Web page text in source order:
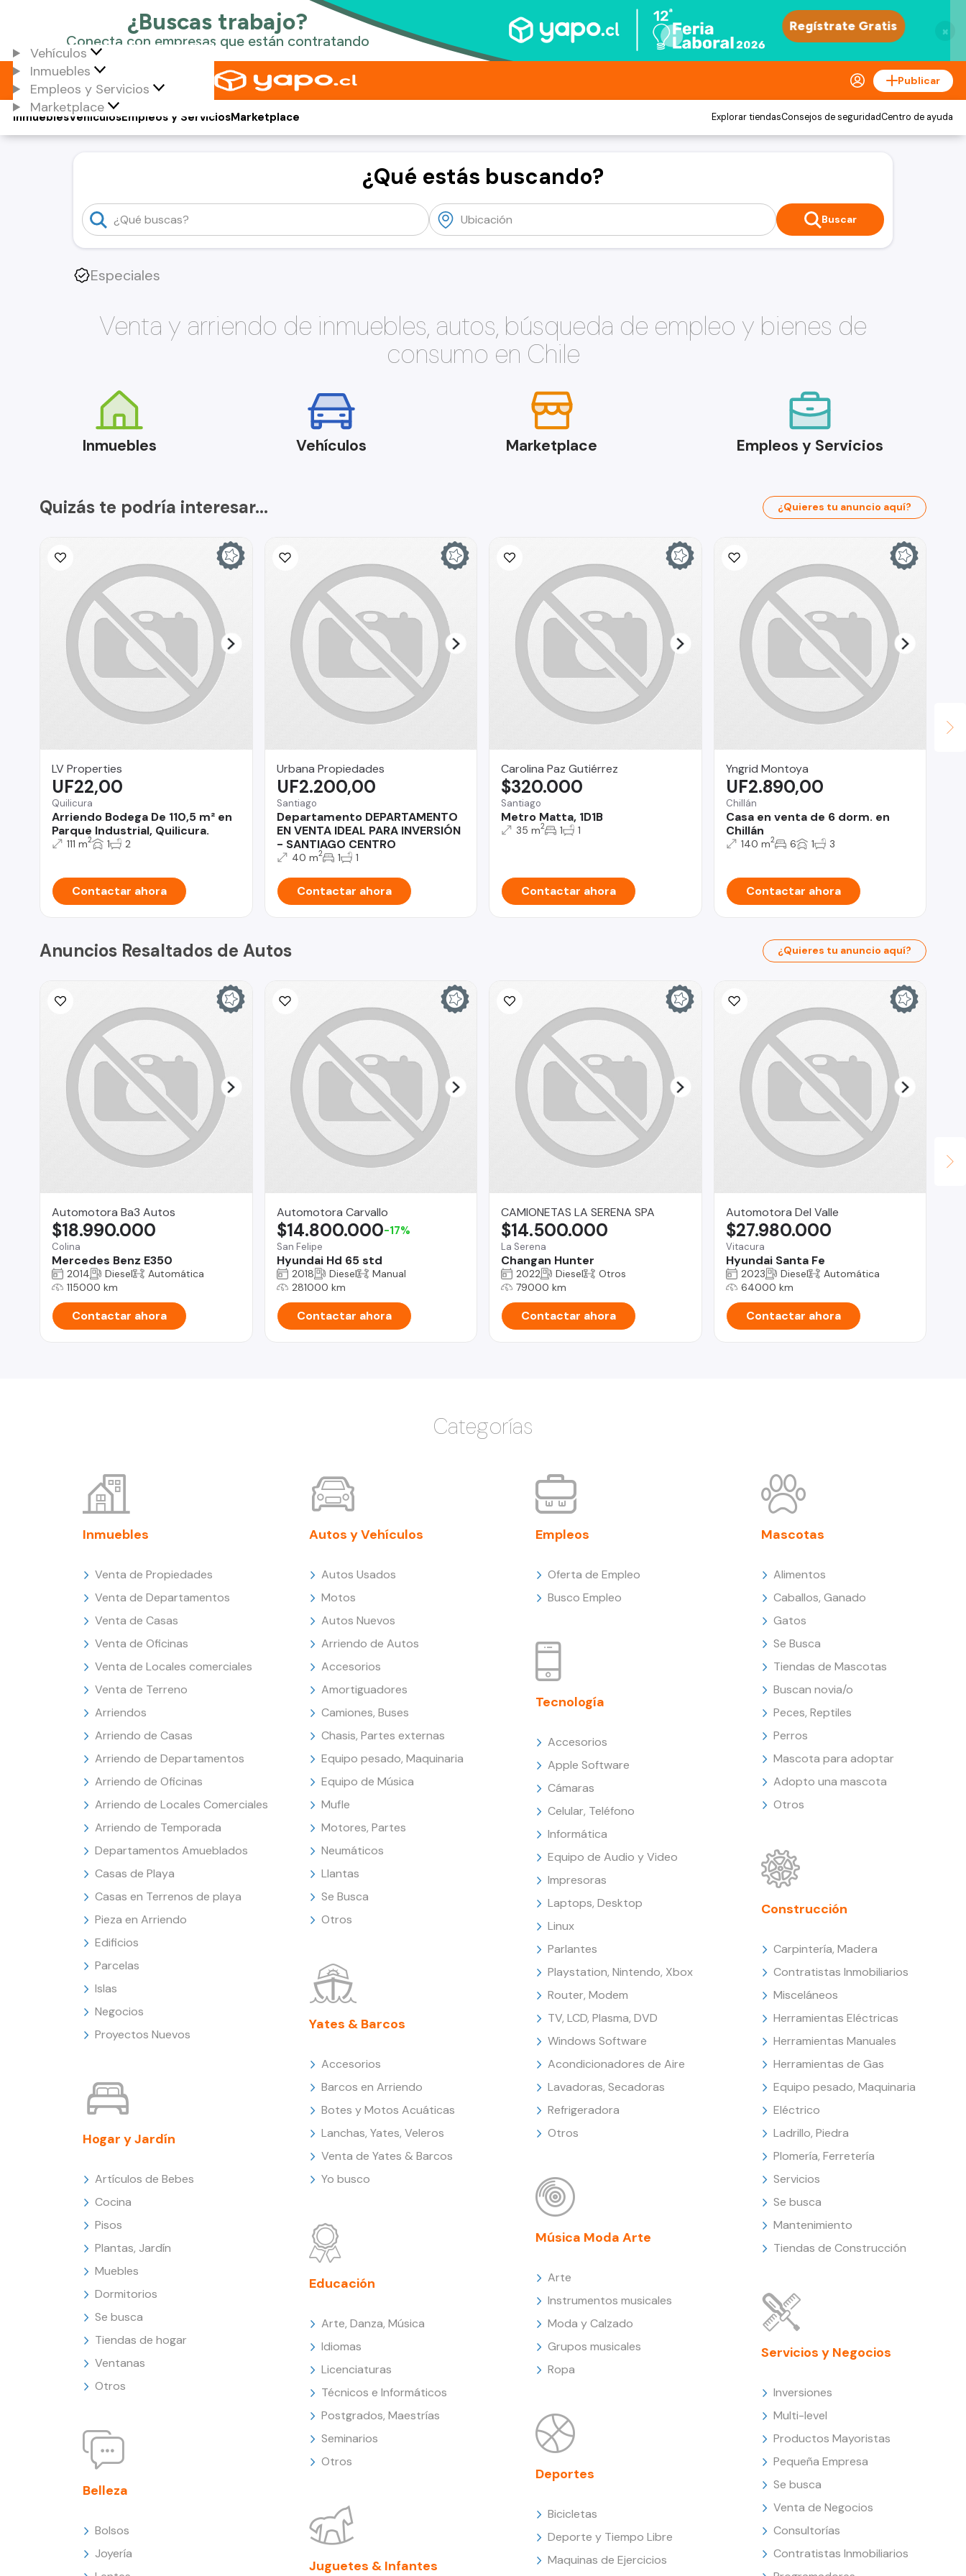
×
Vehículos
Inmuebles
Empleos y Servicios
Marketplace
Publicar
Vehículos
Inmuebles Empleos y ServiciosMarketplace Explorar tiendasConsejos de seguridadCentro de ayuda
¿Qué estás buscando?
Buscar
Especiales
Venta y arriendo de inmuebles, autos, búsqueda de empleo y bienes de
consumo en Chile
Inmuebles Vehículos Marketplace Empleos y Servicios
Quizás te podría interesar... ¿Quieres tu anuncio aquí?
LV Properties
Quilicura
Arriendo Bodega De 110,5 m² en
Parque Industrial, Quilicura.
UF22,00
111 m2 1 2
Contactar ahora
Urbana Propiedades
Santiago
Departamento DEPARTAMENTO
EN VENTA IDEAL PARA INVERSIÓN
- SANTIAGO CENTRO
UF2.200,00
40 m2 1 1
Contactar ahora
Carolina Paz Gutiérrez
Santiago
Metro Matta, 1D1B
$320.000
35 m2 1 1
Contactar ahora
Yngrid Montoya
Chillán
Casa en venta de 6 dorm. en
Chillán
UF2.890,00
140 m2 6 1 3
Contactar ahora
Anuncios Resaltados de Autos ¿Quieres tu anuncio aquí?
Automotora Ba3 Autos
Colina
Mercedes Benz E350
$18.990.000
2014 Diesel
Automática
115000 km
Contactar ahora
Automotora Carvallo
San Felipe
Hyundai Hd 65 std
$14.800.000-17%
2018 Diesel
Manual
281000 km
Contactar ahora
CAMIONETAS LA SERENA SPA
La Serena
Changan Hunter
$14.500.000
2022 Diesel
Otros
79000 km
Contactar ahora
Automotora Del Valle
Vitacura
Hyundai Santa Fe
$27.980.000
2023 Diesel
Automática
64000 km
Contactar ahora
Categorías
Inmuebles
Venta de Propiedades
Venta de Departamentos
Venta de Casas
Venta de Oficinas
Venta de Locales comerciales
Venta de Terreno
Arriendos
Arriendo de Casas
Arriendo de Departamentos
Arriendo de Oficinas
Arriendo de Locales Comerciales
Arriendo de Temporada
Departamentos Amueblados
Casas de Playa
Casas en Terrenos de playa
Pieza en Arriendo
Edificios
Parcelas
Islas
Negocios
Proyectos Nuevos
Hogar y Jardín
Artículos de Bebes
Cocina
Pisos
Plantas, Jardín
Muebles
Dormitorios
Se busca
Tiendas de hogar
Ventanas
Otros
Belleza
Bolsos
Joyería
Autos y Vehículos
Autos Usados
Motos
Autos Nuevos
Arriendo de Autos
Accesorios
Amortiguadores
Camiones, Buses
Chasis, Partes externas
Equipo pesado, Maquinaria
Equipo de Música
Mufle
Motores, Partes
Neumáticos
Llantas
Se Busca
Otros
Yates & Barcos
Accesorios
Barcos en Arriendo
Botes y Motos Acuáticas
Lanchas, Yates, Veleros
Venta de Yates & Barcos
Yo busco
Educación
Arte, Danza, Música
Idiomas
Licenciaturas
Técnicos e Informáticos
Postgrados, Maestrías
Seminarios
Otros
Juguetes & Infantes
Empleos
Oferta de Empleo
Busco Empleo
Tecnología
Accesorios
Apple Software
Cámaras
Celular, Teléfono
Informática
Equipo de Audio y Video
Impresoras
Laptops, Desktop
Linux
Parlantes
Playstation, Nintendo, Xbox
Router, Modem
TV, LCD, Plasma, DVD
Windows Software
Acondicionadores de Aire
Lavadoras, Secadoras
Refrigeradora
Otros
Música Moda Arte
Arte
Instrumentos musicales
Moda y Calzado
Grupos musicales
Ropa
Deportes
Bicicletas
Deporte y Tiempo Libre
Maquinas de Ejercicios
Mascotas
Alimentos
Caballos, Ganado
Gatos
Se Busca
Tiendas de Mascotas
Buscan novia/o
Peces, Reptiles
Perros
Mascota para adoptar
Adopto una mascota
Otros
Construcción
Carpintería, Madera
Contratistas Inmobiliarios
Misceláneos
Herramientas Eléctricas
Herramientas Manuales
Herramientas de Gas
Equipo pesado, Maquinaria
Eléctrico
Ladrillo, Piedra
Plomería, Ferretería
Servicios
Se busca
Mantenimiento
Tiendas de Construcción
Servicios y Negocios
Inversiones
Multi-level
Productos Mayoristas
Pequeña Empresa
Se busca
Venta de Negocios
Consultorías
Contratistas Inmobiliarios